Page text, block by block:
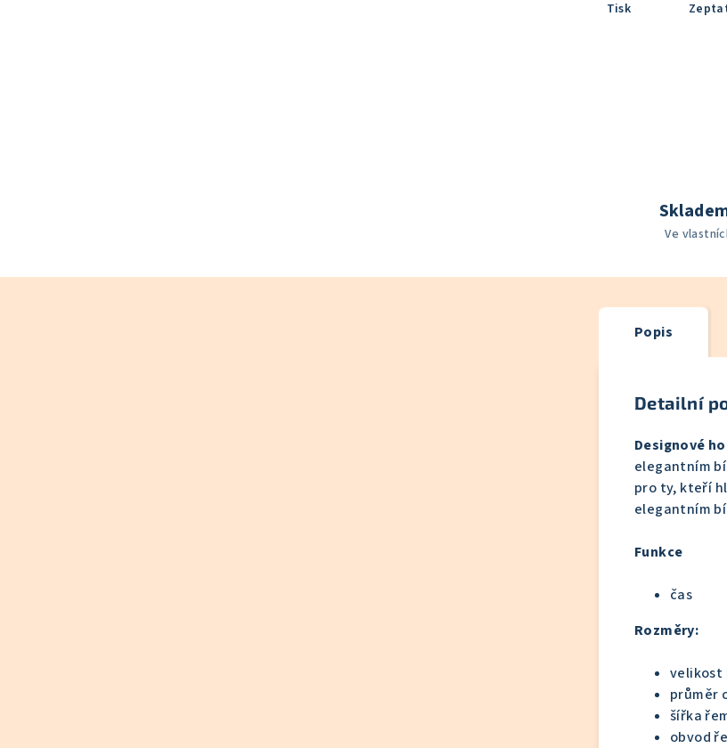
Tisk
Ve
Popis
Detailní
Designové
elegantním
pro ty, kteří
elegantním
Funkce
čas
Rozměry:
velikost
průměr
šířka
obvod